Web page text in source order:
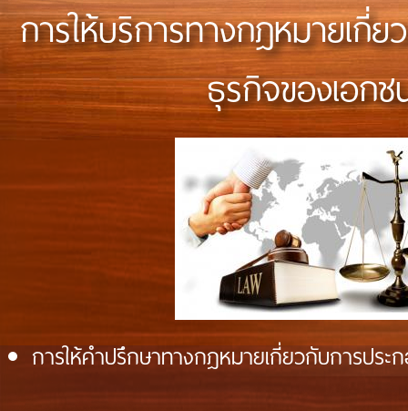
การให้บริการทางกฎหมายเกี่
ธุรกิจของเอก
การให้คำปรึกษาทางกฎหมายเกี่ยวกับการประ